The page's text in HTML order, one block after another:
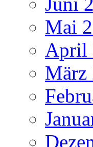
Mai
April
März